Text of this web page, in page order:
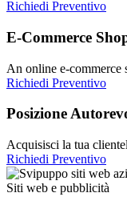
Richiedi Preventivo
E-Commerce
An online e-
Richiedi Preventivo
Posizione
Acquisisci la tua
Richiedi Preventivo
Siti web e pubblicità